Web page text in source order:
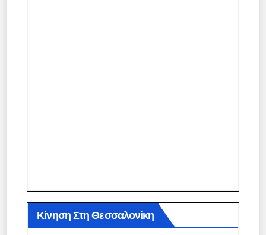
Κίνηση Στη Θεσσαλονίκη